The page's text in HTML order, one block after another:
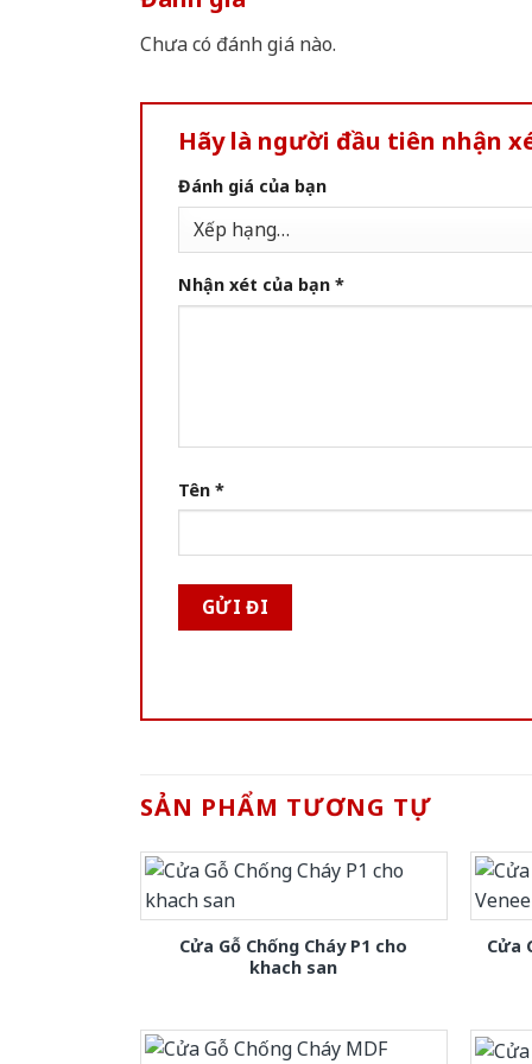
Chưa có đánh giá nào.
Hãy là người đầu tiên nhận
Đánh giá của bạn
Nhận xét của bạn *
Tên *
SẢN PHẨM TƯƠNG TỰ
Cửa Gỗ Chống Cháy P1 cho
khach san
Cửa